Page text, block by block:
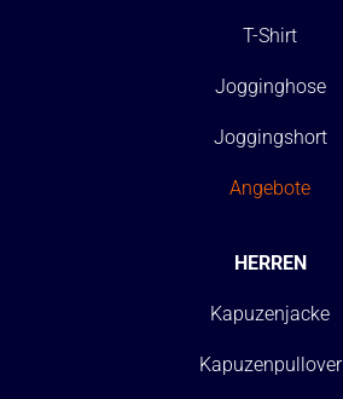
T-Shirt
Jogginghose
Joggingshort
Angebote
HERREN
Kapuzenjacke
Kapuzenpullover